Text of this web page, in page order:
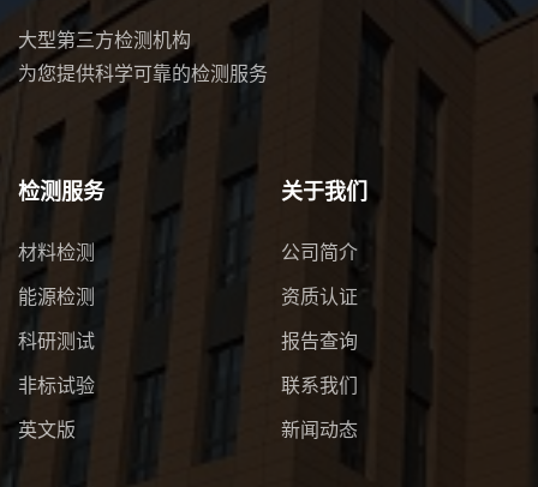
大型第三方检测机构
为您提供科学可靠的检测服务
检测服务
材料检测
能源检测
科研测试
非标试验
英文版
关于我们
公司简介
资质认证
报告查询
联系我们
新闻动态